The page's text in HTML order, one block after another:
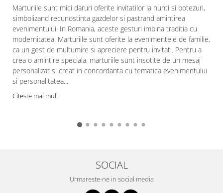
Marturiile sunt mici daruri oferite invitatilor la nunti si botezuri,
simbolizand recunostinta gazdelor si pastrand amintirea
evenimentului. In Romania, aceste gesturi imbina traditia cu
modernitatea. Marturiile sunt oferite la evenimentele de familie,
ca un gest de multumire si apreciere pentru invitati. Pentru a
crea o amintire speciala, marturiile sunt insotite de un mesaj
personalizat si creat in concordanta cu tematica evenimentului
si personalitatea...
Citeste mai mult
SOCIAL
Urmareste-ne in social media